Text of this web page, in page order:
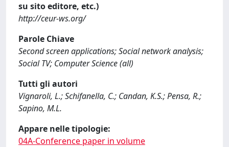
su sito editore, etc.)
http://ceur-ws.org/
Parole Chiave
Second screen applications; Social network analysis;
Social TV; Computer Science (all)
Tutti gli autori
Vignaroli, L.; Schifanella, C.; Candan, K.S.; Pensa, R.;
Sapino, M.L.
Appare nelle tipologie:
04A-Conference paper in volume